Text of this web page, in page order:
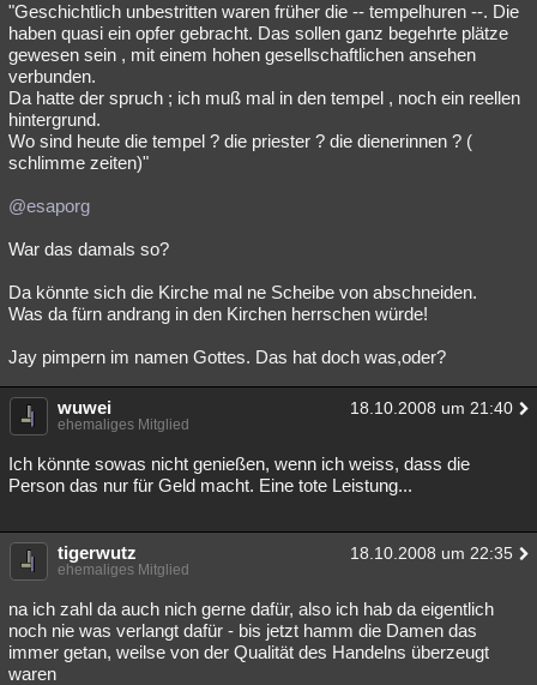
"Geschichtlich unbestritten waren früher die -- tempelhuren --. Die
haben quasi ein opfer gebracht. Das sollen ganz begehrte plätze
gewesen sein , mit einem hohen gesellschaftlichen ansehen
verbunden.
Da hatte der spruch ; ich muß mal in den tempel , noch ein reellen
hintergrund.
Wo sind heute die tempel ? die priester ? die dienerinnen ? (
schlimme zeiten)"
@esaporg
War das damals so?
Da könnte sich die Kirche mal ne Scheibe von abschneiden.
Was da fürn andrang in den Kirchen herrschen würde!
Jay pimpern im namen Gottes. Das hat doch was,oder?
wuwei 18.10.2008 um 21:40
ehemaliges Mitglied
Ich könnte sowas nicht genießen, wenn ich weiss, dass die
Person das nur für Geld macht. Eine tote Leistung...
tigerwutz 18.10.2008 um 22:35
ehemaliges Mitglied
na ich zahl da auch nich gerne dafür, also ich hab da eigentlich
noch nie was verlangt dafür - bis jetzt hamm die Damen das
immer getan, weilse von der Qualität des Handelns überzeugt
waren